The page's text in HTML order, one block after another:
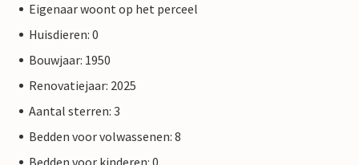
Eigenaar woont op het perceel
Huisdieren: 0
Bouwjaar: 1950
Renovatiejaar: 2025
Aantal sterren: 3
Bedden voor volwassenen: 8